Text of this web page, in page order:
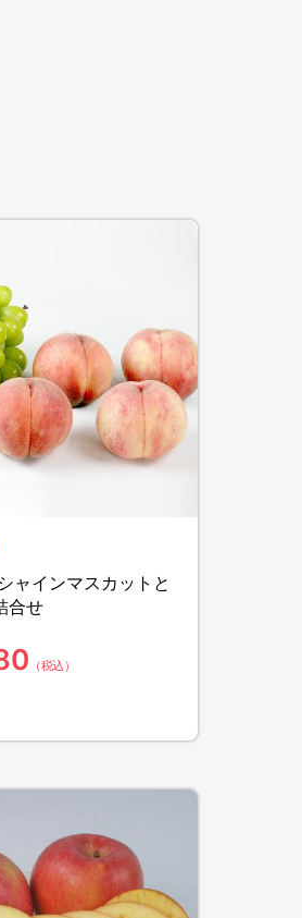
ャインマスカットと
合せ
（税込）